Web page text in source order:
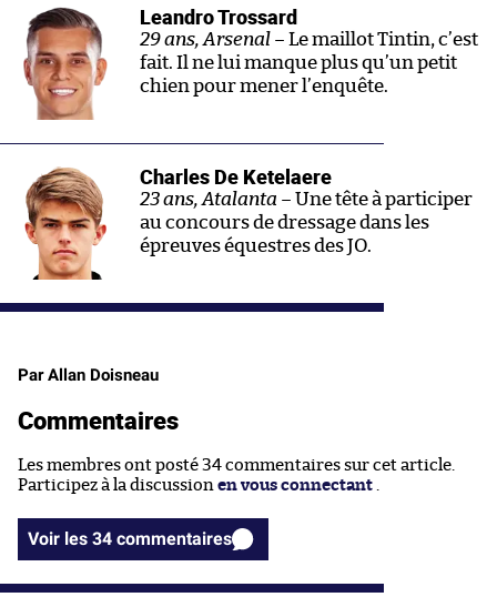
Leandro Trossard
29 ans, Arsenal – Le maillot Tintin, c’est
fait. Il ne lui manque plus qu’un petit
chien pour mener l’enquête.
Charles De Ketelaere
23 ans, Atalanta – Une tête à participer
au concours de dressage dans les
épreuves équestres des JO.
Par Allan Doisneau
Commentaires
Les membres ont posté 34 commentaires sur cet article.
Participez à la discussion en vous connectant
Voir les 34 commentaires